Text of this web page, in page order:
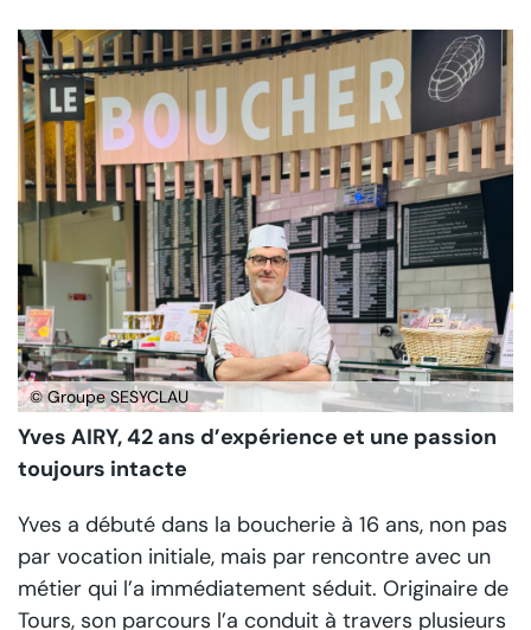
© Groupe SESYCLAU
Yves AIRY, 42 ans d’expérience et une passion
toujours intacte
Yves a débuté dans la boucherie à 16 ans, non pas
par vocation initiale, mais par rencontre avec un
métier qui l’a immédiatement séduit. Originaire de
Tours, son parcours l’a conduit à travers plusieurs